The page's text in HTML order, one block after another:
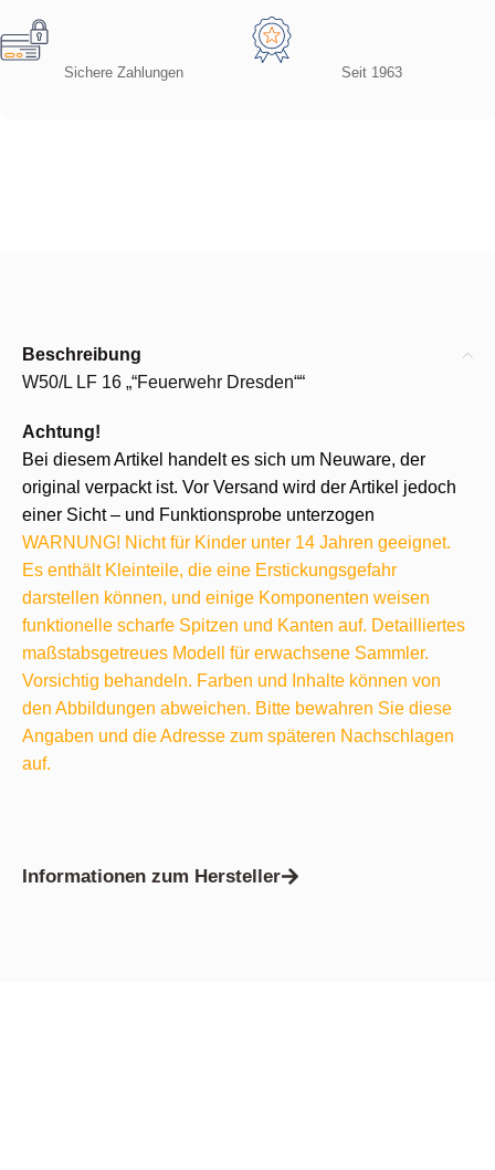
Sichere Zahlungen Seit 1963
Beschreibung
W50/L LF 16 „“Feuerwehr Dresden““
Achtung!
Bei diesem Artikel handelt es sich um Neuware, der
original verpackt ist. Vor Versand wird der Artikel jedoch
einer Sicht – und Funktionsprobe unterzogen
WARNUNG! Nicht für Kinder unter 14 Jahren geeignet.
Es enthält Kleinteile, die eine Erstickungsgefahr
darstellen können, und einige Komponenten weisen
funktionelle scharfe Spitzen und Kanten auf. Detailliertes
maßstabsgetreues Modell für erwachsene Sammler.
Vorsichtig behandeln. Farben und Inhalte können von
den Abbildungen abweichen. Bitte bewahren Sie diese
Angaben und die Adresse zum späteren Nachschlagen
auf.
Informationen zum Hersteller